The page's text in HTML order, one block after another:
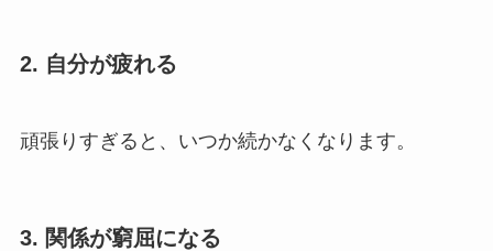
2. 自分が疲れる
頑張りすぎると、いつか続かなくなります。
3. 関係が窮屈になる